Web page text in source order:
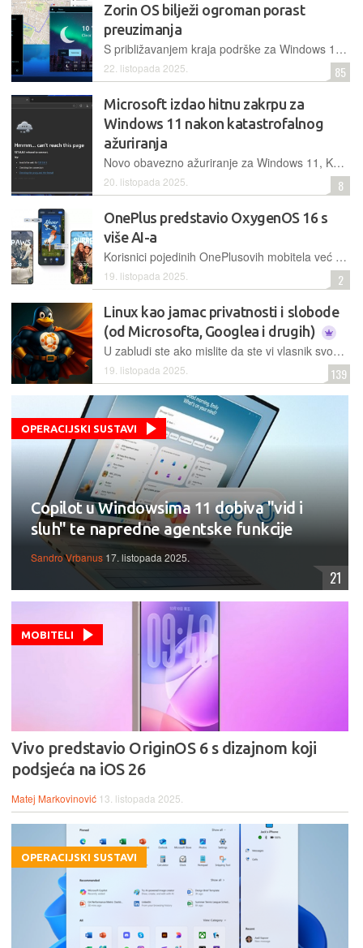
Zorin OS bilježi ogroman porast
preuzimanja
S približavanjem kraja podrške za Windows 10, mnogi korisnici traže alternative. Linux distribucija Zorin OS zabilježila je 100.000 preuzimanja u samo dva dana, od čega je velik dio s Windows sustava
22. listopada 2025. 85
Microsoft izdao hitnu zakrpu za
Windows 11 nakon katastrofalnog
ažuriranja
Novo obavezno ažuriranje za Windows 11, KB5066835, uzrokuje brojne probleme, od prekida mrežnih veza do blokiranja periferije. Microsoft je potvrdio izdavanje hitne zakrpe
20. listopada 2025. 8
OnePlus predstavio OxygenOS 16 s
više AI-a
Korisnici pojedinih OnePlusovih mobitela već će od ovoga mjeseca početi dobivati ažuriranje na novi OxygenOS 16, koji, među ostalom, donosi više AI značajki i bolju fluidnost kroz cijelo slučelje
19. listopada 2025. 2
Linux kao jamac privatnosti i slobode
(od Microsofta, Googlea i drugih)
U zabludi ste ako mislite da ste vi vlasnik svog računala s Windowsima ili svog mobitela s Androidom (ili iOS-om) - vi ste možda vlasnik hardvera, ali vlasnici operacijskih sustava su Microsoft, Google i Apple, a vi ih samo imate privilegiju koristiti, i to samo na način i u obliku u kojem vam to njihovi vlasnici dozvole
19. listopada 2025. 139
OPERACIJSKI SUSTAVI
Copilot u Windowsima 11 dobiva "vid i
sluh" te napredne agentske funkcije
Sandro Vrbanus 17. listopada 2025.
21
MOBITELI
Vivo predstavio OriginOS 6 s dizajnom koji
podsjeća na iOS 26
Matej Markovinović 13. listopada 2025.
OPERACIJSKI SUSTAVI